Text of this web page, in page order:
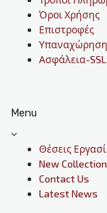
Όροι Χρήσης
Επιστροφές
Ασφάλεια-SSL
Menu
Θέσεις
New Collection
Contact Us
Latest News